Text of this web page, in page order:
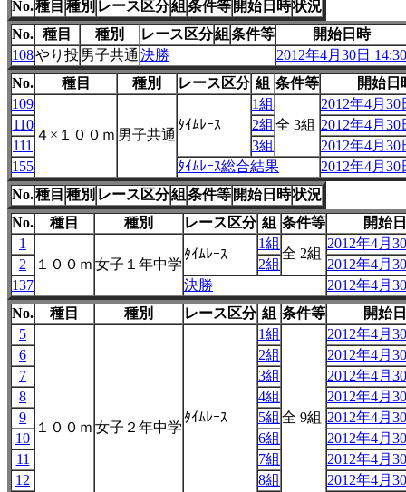
No.種目 種別 レース区分組 条件等 開始日時状況
No. 種目 種別 レース区分組 条件等
開始日時
108やり投 男子共通 決勝
2012年4月30日 14:30
No.
種目 種別 レース区分 組 条件等
開始日
109
４×１００ｍ 男子共通
ﾀｲﾑﾚｰｽ
1組
全 3組
2012年4月30
110
2組
2012年4月30
111
3組
2012年4月30
155
ﾀｲﾑﾚｰｽ総合結果
2012年4月30
No.種目 種別 レース区分組 条件等 開始日時状況
No.
種目 種別 レース区分 組 条件等
開始
1
１００ｍ 女子１年中学
ﾀｲﾑﾚｰｽ
1組
全 2組
2012年4月
2
2組
2012年4月
137
決勝
2012年4月
No.
種目 種別 レース区分 組 条件等
開始
5
１００ｍ 女子２年中学
ﾀｲﾑﾚｰｽ
1組
全 9組
2012年4月
6
2組
2012年4月
7
3組
2012年4月
8
4組
2012年4月
9
5組
2012年4月
10
6組
2012年4月
11
7組
2012年4月
12
8組
2012年4月